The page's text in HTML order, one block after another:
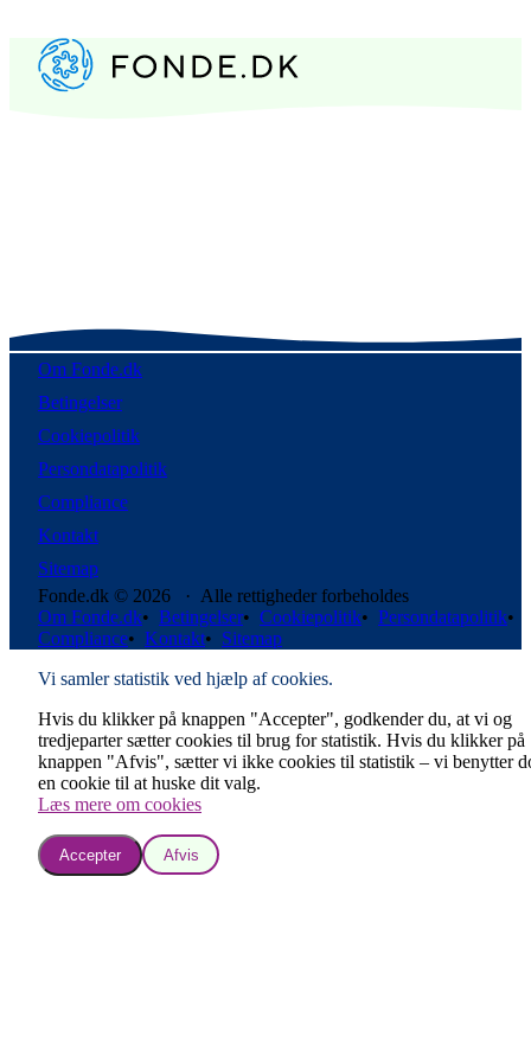
Om Fonde.dk
Betingelser
Cookiepolitik
Persondatapolitik
Compliance
Kontakt
Sitemap
Fonde.dk © 2026 · Alle rettigheder forbeholdes
Om Fonde.dk• Betingelser• Cookiepolitik• Persondatapolitik•
Compliance• Kontakt• Sitemap
Vi samler statistik ved hjælp af cookies.
Hvis du klikker på knappen "Accepter", godkender du, at vi og
tredjeparter sætter cookies til brug for statistik. Hvis du klikker på
knappen "Afvis", sætter vi ikke cookies til statistik – vi benytter
en cookie til at huske dit valg.
Læs mere om cookies
Accepter Afvis